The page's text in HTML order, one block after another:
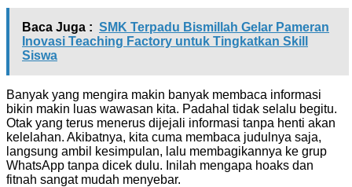
Baca Juga : SMK Terpadu Bismillah Gelar Pameran
Inovasi Teaching Factory untuk Tingkatkan Skill
Siswa
Banyak yang mengira makin banyak membaca informasi
bikin makin luas wawasan kita. Padahal tidak selalu begitu.
Otak yang terus menerus dijejali informasi tanpa henti akan
kelelahan. Akibatnya, kita cuma membaca judulnya saja,
langsung ambil kesimpulan, lalu membagikannya ke grup
WhatsApp tanpa dicek dulu. Inilah mengapa hoaks dan
fitnah sangat mudah menyebar.